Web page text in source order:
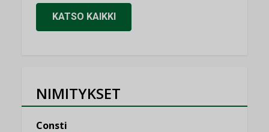
KATSO KAIKKI
NIMITYKSET
Consti